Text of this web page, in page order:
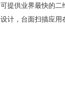
可提供业界最快的
设计，台面扫描应用